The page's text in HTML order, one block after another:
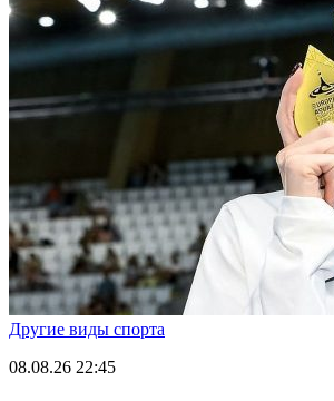
Другие виды спорта
08.08.26 22:45